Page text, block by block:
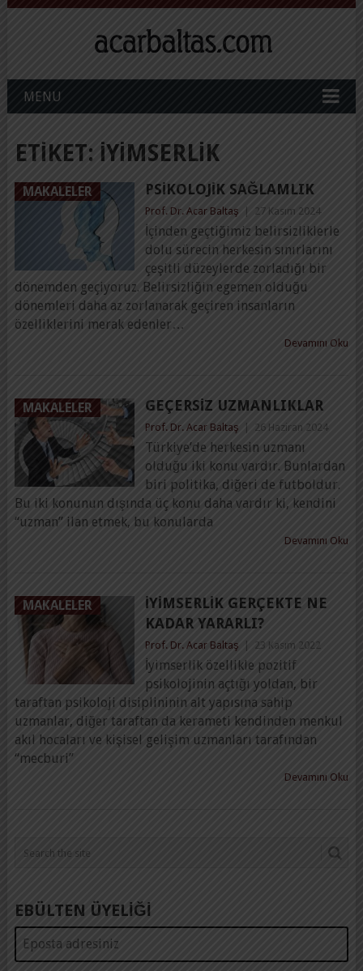
MENU
ETIKET: IYIMSERLIK
MAKALELER PSIKOLOJIK SAĞLAMLIK
Prof. Dr. Acar Baltaş 27 Kasım 2024
İçinden geçtiğimiz belirsizliklerle
dolu sürecin herkesin sınırlarını
çeşitli düzeylerde zorladığı bir
dönemden geçiyoruz. Belirsizliğin egemen olduğu
dönemleri daha az zorlanarak geçiren insanların
özelliklerini merak edenler…
Devamını Oku
MAKALELER GEÇERSIZ UZMANLIKLAR
Prof. Dr. Acar Baltaş 26 Haziran 2024
Türkiye’de herkesin uzmanı
olduğu iki konu vardır. Bunlardan
biri politika, diğeri de futboldur.
Bu iki konunun dışında üç konu daha vardır ki, kendini
“uzman” ilan etmek, bu konularda
Devamını Oku
MAKALELER
İYIMSERLIK GERÇEKTE NE
KADAR YARARLI?
Prof. Dr. Acar Baltaş 23 Kasım 2022
İyimserlik özellikle pozitif
psikolojinin açtığı yoldan, bir
taraftan psikoloji disiplininin alt yapısına sahip
uzmanlar, diğer taraftan da kerameti kendinden menkul
akıl hocaları ve kişisel gelişim uzmanları tarafından
“mecburi”
Devamını Oku
EBÜLTEN ÜYELİĞİ